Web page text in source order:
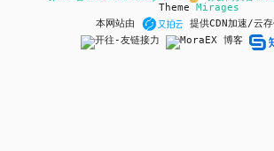
Theme Mirages
本网站由
提供CDN加速/云存